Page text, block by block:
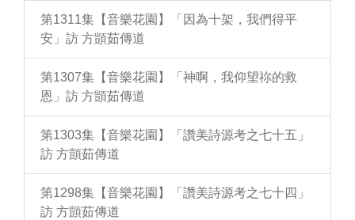
第1311集【音樂花園】「因為十架，我們得平
安」訪 方顗茹傳道
第1307集【音樂花園】「神啊，我仰望祢的救
恩」訪 方顗茹傳道
第1303集【音樂花園】「讚美詩源考之七十五」
訪 方顗茹傳道
第1298集【音樂花園】「讚美詩源考之七十四」
訪 方顗茹傳道